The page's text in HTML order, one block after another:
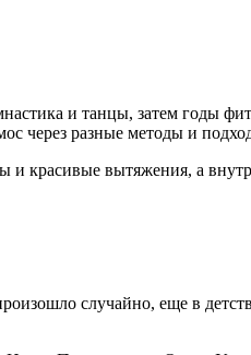
и танцы, затем годы
через разные методы и
и красивые вытяжения, а
случайно, еще в